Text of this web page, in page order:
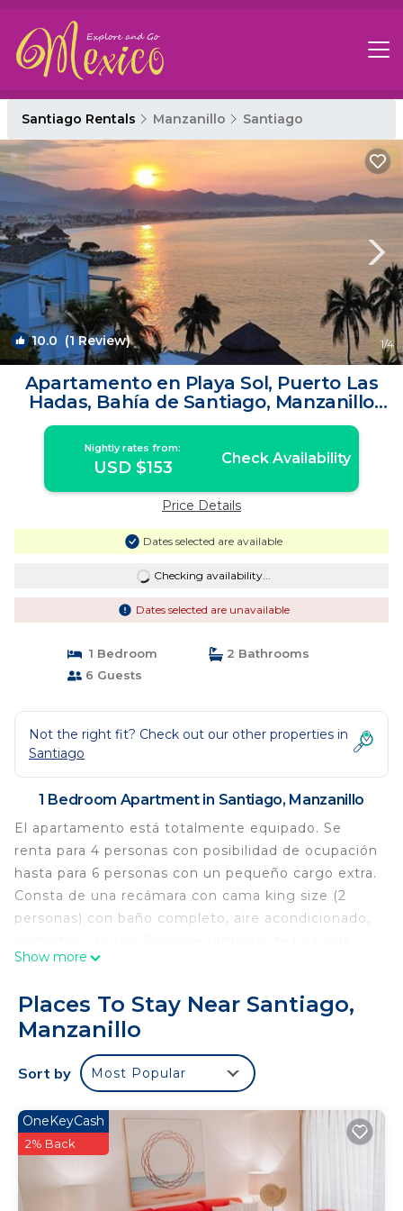
Santiago Rentals Manzanillo Santiago
10.0 (1 Review) 1/4
Apartamento en Playa Sol, Puerto Las
Hadas, Bahía de Santiago, Manzanillo
Colima | Apartment in Manzanillo
Nightly rates from:
USD $153 Check Availability
Price Details
Dates selected are available
Checking availability...
Dates selected are unavailable
1 Bedroom
2 Bathrooms
6 Guests
Not the right fit? Check out our other properties in
Santiago
1 Bedroom Apartment in Santiago, Manzanillo
El apartamento está totalmente equipado. Se
renta para 4 personas con posibilidad de ocupación
hasta para 6 personas con un pequeño cargo extra.
Consta de una recámara con cama king size (2
personas) con baño completo, aire acondicionado,
con dos sofás cama, cada uno con dos colchones
acondicionado, pantalla de TV, baño completo en
el pasillo y práctica cocineta equipada con estufa
eléctrica, refrigerador, horno de microondas,
cafetera, licuadora, ollas y los diversos utencilios
cubiertos y otros utensilios.
El departamento cuenta con servicio de internet y
TV con múltiples canales.
Goza además de una terraza con mesa y sillas la
Show more
Places To Stay Near Santiago,
Manzanillo
Sort by Most Popular
OneKeyCash
2% Back